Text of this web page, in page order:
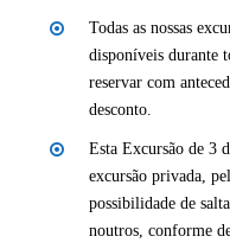
Todas as nossas
disponíveis durante
reservar com
desconto.
Esta Excursão de 3
excursão privada,
possibilidade de
noutros, conforme